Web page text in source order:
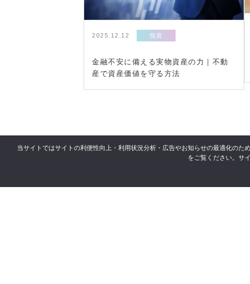
2025.12.12 投資
金融不安に備える実物資産の力｜不動
産で資産価値を守る方法
当サイトではサイトの利便性向上・利用状況分析・広告やお知らせの最適化の
をご覧ください。サ